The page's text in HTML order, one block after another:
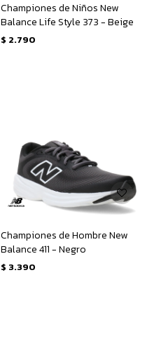
Championes de Niños New
Balance Life Style 373 - Beige
$ 2.790
Championes de Hombre New
Balance 411 - Negro
$ 3.390